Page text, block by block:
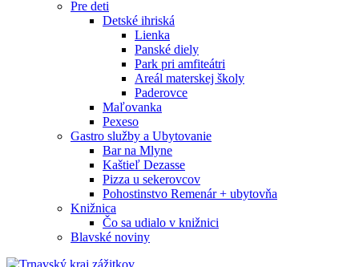
Pre deti
Detské ihriská
Lienka
Panské diely
Park pri amfiteátri
Areál materskej školy
Paderovce
Maľovanka
Pexeso
Gastro služby a Ubytovanie
Bar na Mlyne
Kaštieľ Dezasse
Pizza u sekerovcov
Pohostinstvo Remenár + ubytovňa
Knižnica
Čo sa udialo v knižnici
Blavské noviny